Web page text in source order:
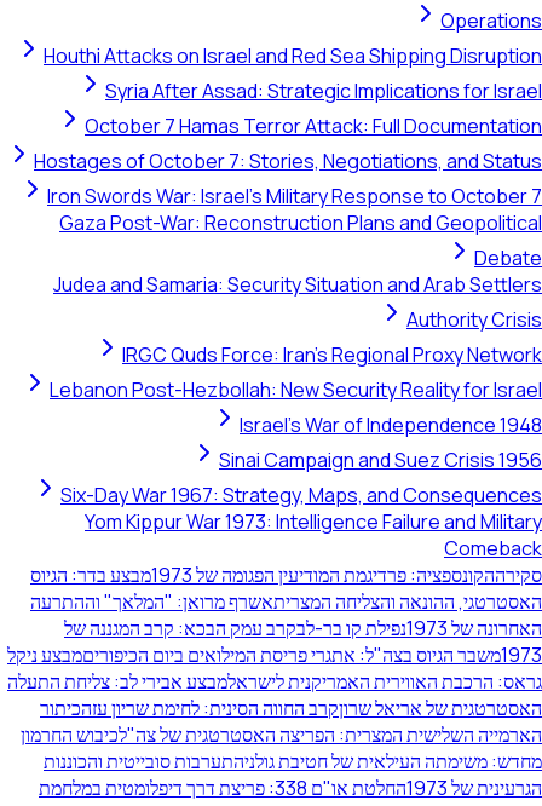
Operations
Houthi Attacks on Israel and Red Sea Shipping Disruption
Syria After Assad: Strategic Implications for Israel
October 7 Hamas Terror Attack: Full Documentation
Hostages of October 7: Stories, Negotiations, and Status
Iron Swords War: Israel's Military Response to October 7
Gaza Post-War: Reconstruction Plans and Geopolitical
Debate
Judea and Samaria: Security Situation and Arab Settlers
Authority Crisis
IRGC Quds Force: Iran's Regional Proxy Network
Lebanon Post-Hezbollah: New Security Reality for Israel
Israel's War of Independence 1948
Sinai Campaign and Suez Crisis 1956
Six-Day War 1967: Strategy, Maps, and Consequences
Yom Kippur War 1973: Intelligence Failure and Military
Comeback
סקירההקונספציה: פרדיגמת המודיעין הפגומה של 1973
מבצע בדר: הגיוס
האסטרטגי, ההונאה והצליחה המצריתאשרף מרואן: "המלאך" וההתרעה
האחרונה של 1973
נפילת קו בר-לבקרב עמק הבכא: קרב המגננה של
1973משבר הגיוס בצה"ל: אתגרי פריסת המילואים ביום הכיפוריםמבצע ניקל
גראס: הרכבת האווירית האמריקנית לישראלמבצע אבירי לב: צליחת התעלה
האסטרטגית של אריאל שרוןקרב החווה הסינית: לחימת שריון עזהכיתור
הארמייה השלישית המצרית: הפריצה האסטרטגית של צה"לכיבוש החרמון
מחדש: משימתה העילאית של חטיבת גולניהתערבות סובייטית והכוננות
הגרעינית של 1973
החלטת או"ם 338: פריצת דרך דיפלומטית במלחמת